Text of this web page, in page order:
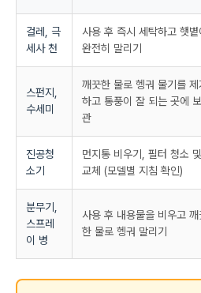
걸레, 극
세사 천
사용 후 즉시 세탁하고 햇볕
완전히 말리기
스펀지,
수세미
깨끗한 물로 헹궈 물기를 제
하고 통풍이 잘 되는 곳에 보
관
진공청
소기
먼지통 비우기, 필터 청소 및
교체 (모델별 지침 확인)
분무기,
스프레
이 병
사용 후 내용물을 비우고 깨
한 물로 헹궈 말리기